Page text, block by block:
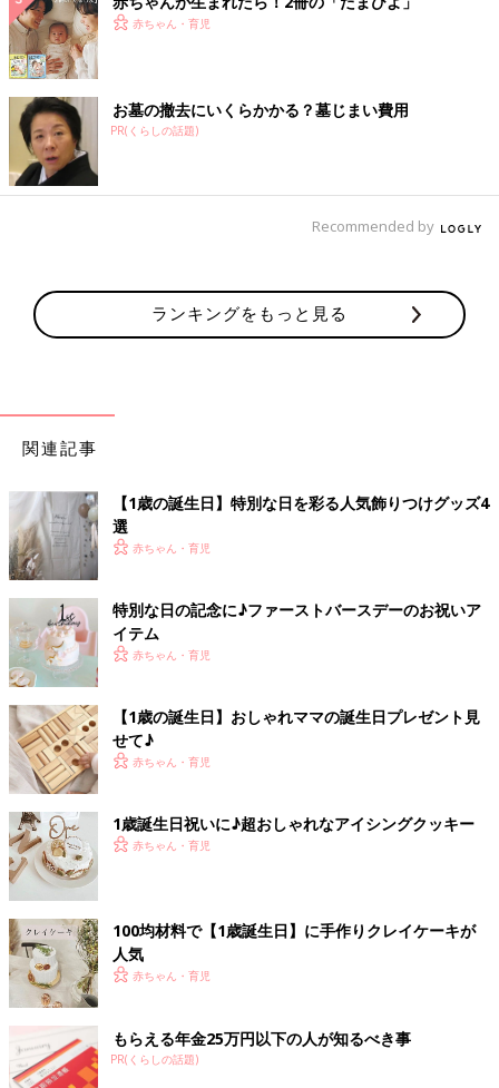
赤ちゃん・育児
お墓の撤去にいくらかかる？墓じまい費用
PR(くらしの話題)
Recommended by
ランキングをもっと見る
関連記事
【1歳の誕生日】特別な日を彩る人気飾りつけグッズ4
選
赤ちゃん・育児
特別な日の記念に♪ファーストバースデーのお祝いア
イテム
赤ちゃん・育児
【1歳の誕生日】おしゃれママの誕生日プレゼント見
せて♪
赤ちゃん・育児
1歳誕生日祝いに♪超おしゃれなアイシングクッキー
赤ちゃん・育児
100均材料で【1歳誕生日】に手作りクレイケーキが
人気
赤ちゃん・育児
もらえる年金25万円以下の人が知るべき事
PR(くらしの話題)